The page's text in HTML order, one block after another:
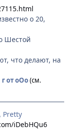
о 20,
Шестой
что делают, на
от оОо(см.
Pretty
iDebHQu6